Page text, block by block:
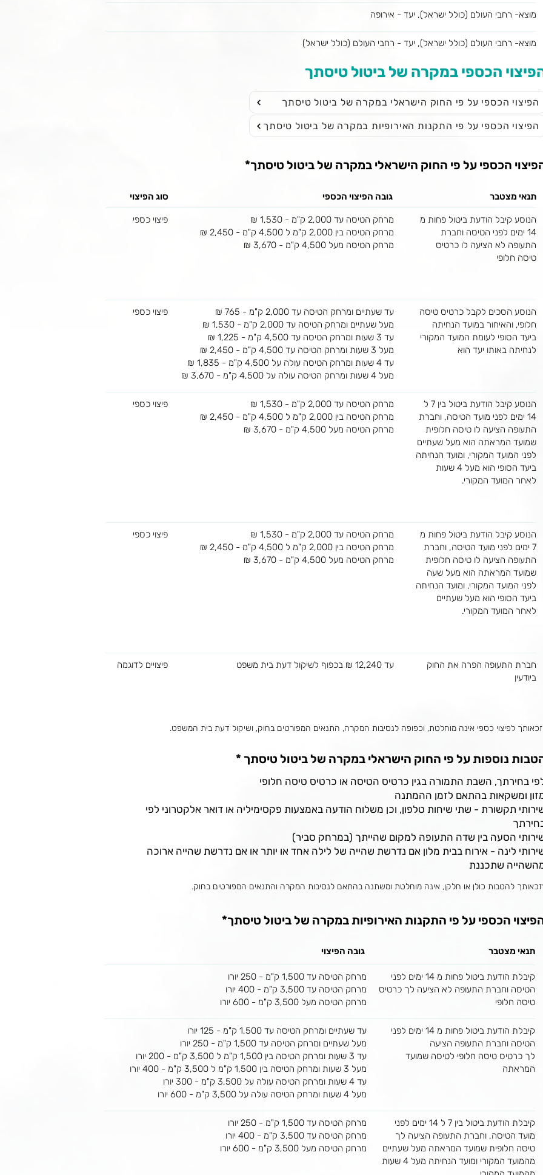
הכספי על פי החוק הישראלי במקרה של ביטול טיסתך*
לפיצוי כספי אינה מוחלטת, וכפופה לנסיבות המקרה, התנאים המפורטים בחוק, ושיקול דעת בית המשפט.
נוספות על פי החוק הישראלי במקרה של ביטול טיסתך *
בחירתך, השבת התמורה בגין כרטיס הטיסה או כרטיס טיסה חלופי
ומשקאות בהתאם לזמן ההמתנה
תקשורת - שתי שיחות טלפון, וכן משלוח הודעה באמצעות פקסימיליה או דואר אלקטרוני לפי
הסעה בין שדה התעופה למקום שהייתך (במרחק סביר)
לינה - אירוח בבית מלון אם נדרשת שהייה של לילה אחד או יותר או אם נדרשת שהייה ארוכה
שתכננת
הכספי על פי התקנות האירופיות במקרה של ביטול טיסתך*
קיבלת הודעת ביטול פחות מ 14 ימים לפני
הטיסה וחברת התעופה לא הציעה לך כרטיס
טיסה חלופי
מרחק הטיסה עד 1,500 ק"מ - 250 יורו
מרחק הטיסה עד 3,500 ק"מ - 400 יורו
מרחק הטיסה מעל 3,500 ק"מ - 600 יורו
קיבלת הודעת ביטול פחות מ 14 ימים לפני
הטיסה וחברת התעופה הציעה
לך כרטיס טיסה חלופי לטיסה שמועד
המראתה
עד שעתיים ומרחק הטיסה עד 1,500 ק"מ - 125 יורו
מעל שעתיים ומרחק הטיסה עד 1,500 ק"מ - 250 יורו
עד 3 שעות ומרחק הטיסה בין 1,500 ק"מ ל 3,500 ק"מ - 200 יורו
מעל 3 שעות ומרחק הטיסה בין 1,500 ק"מ ל 3,500 ק"מ - 400 יורו
עד 4 שעות ומרחק הטיסה עולה על 3,500 ק"מ - 300 יורו
מעל 4 שעות ומרחק הטיסה עולה על 3,500 ק"מ - 600 יורו
קיבלת הודעת ביטול בין 7 ל 14 ימים לפני
מועד הטיסה, וחברת התעופה הציעה לך
טיסה חלופית שמועד המראתה מעל שעתיים
מהמועד המקורי ומועד הנחיתה מעל 4 שעות
מרחק הטיסה עד 1,500 ק"מ - 250 יורו
מרחק הטיסה עד 3,500 ק"מ - 400 יורו
מרחק הטיסה מעל 3,500 ק"מ - 600 יורו
תנאי מצטבר גובה הפיצוי
מוצא- רחבי העולם (כולל ישראל), יעד - אירופה
מוצא- רחבי העולם (כולל ישראל), יעד - רחבי העולם (כולל ישראל)
הכספי במקרה של ביטול טיסתך
הפיצוי הכספי על פי החוק הישראלי במקרה של ביטול טיסתך
הפיצוי הכספי על פי התקנות האירופיות במקרה של ביטול טיסתך
להטבות כולן או חלקן, אינה מוחלטת ומשתנה בהתאם לנסיבות המקרה והתנאים המפורטים בחוק.
הנוסע קיבל הודעת ביטול פחות מ
14 ימים לפני הטיסה וחברת
התעופה לא הציעה לו כרטיס
טיסה חלופי
מרחק הטיסה עד 2,000 ק"מ - 1,530 ₪
מרחק הטיסה בין 2,000 ק"מ ל 4,500 ק"מ - 2,450 ₪
מרחק הטיסה מעל 4,500 ק"מ - 3,670 ₪
פיצוי כספי
הנוסע הסכים לקבל כרטיס טיסה
חלופי, והאיחור במועד הנחיתה
ביעד הסופי לעומת המועד המקורי
לנחיתה באותו יעד הוא
עד שעתיים ומרחק הטיסה עד 2,000 ק"מ - 765 ₪
מעל שעתיים ומרחק הטיסה עד 2,000 ק"מ - 1,530 ₪
עד 3 שעות ומרחק הטיסה עד 4,500 ק"מ - 1,225 ₪
מעל 3 שעות ומרחק הטיסה עד 4,500 ק"מ - 2,450 ₪
עד 4 שעות ומרחק הטיסה עולה על 4,500 ק"מ - 1,835 ₪
מעל 4 שעות ומרחק הטיסה עולה על 4,500 ק"מ - 3,670 ₪
פיצוי כספי
הנוסע קיבל הודעת ביטול בין 7 ל
14 ימים לפני מועד הטיסה, וחברת
התעופה הציעה לו טיסה חלופית
שמועד המראתה הוא מעל שעתיים
לפני המועד המקורי, ומועד הנחיתה
ביעד הסופי הוא מעל 4 שעות
לאחר המועד המקורי.
מרחק הטיסה עד 2,000 ק"מ - 1,530 ₪
מרחק הטיסה בין 2,000 ק"מ ל 4,500 ק"מ - 2,450 ₪
מרחק הטיסה מעל 4,500 ק"מ - 3,670 ₪
פיצוי כספי
הנוסע קיבל הודעת ביטול פחות מ
7 ימים לפני מועד הטיסה, וחברת
התעופה הציעה לו טיסה חלופית
שמועד המראתה הוא מעל שעה
לפני המועד המקורי, ומועד הנחיתה
ביעד הסופי הוא מעל שעתיים
לאחר המועד המקורי.
מרחק הטיסה עד 2,000 ק"מ - 1,530 ₪
מרחק הטיסה בין 2,000 ק"מ ל 4,500 ק"מ - 2,450 ₪
מרחק הטיסה מעל 4,500 ק"מ - 3,670 ₪
פיצוי כספי
חברת התעופה הפרה את החוק
ביודעין
עד 12,240 ₪ בכפוף לשיקול דעת בית משפט פיצויים לדוגמה
תנאי מצטבר גובה הפיצוי הכספי סוג הפיצוי